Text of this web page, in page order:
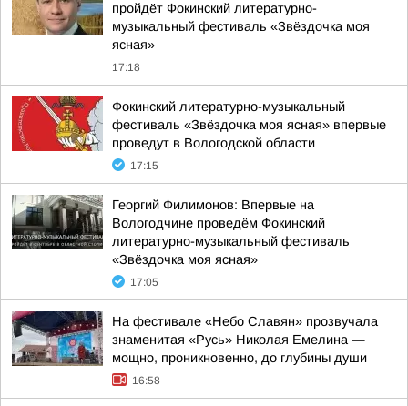
пройдёт Фокинский литературно-
музыкальный фестиваль «Звёздочка моя
ясная»
17:18
Фокинский литературно-музыкальный
фестиваль «Звёздочка моя ясная» впервые
проведут в Вологодской области
17:15
Георгий Филимонов: Впервые на
Вологодчине проведём Фокинский
литературно-музыкальный фестиваль
«Звёздочка моя ясная»
17:05
На фестивале «Небо Славян» прозвучала
знаменитая «Русь» Николая Емелина —
мощно, проникновенно, до глубины души
16:58